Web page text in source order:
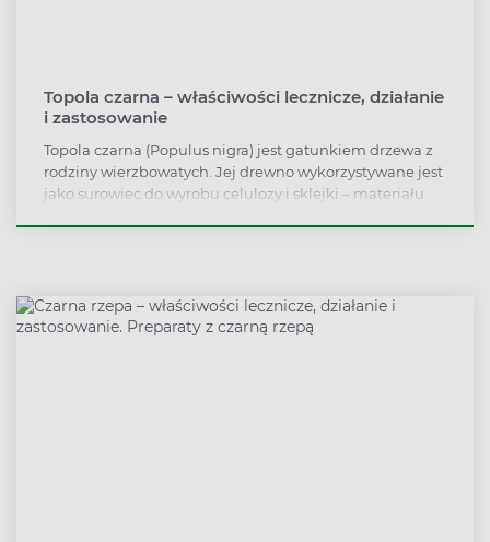
Topola czarna – właściwości lecznicze, działanie
i zastosowanie
Topola czarna (Populus nigra) jest gatunkiem drzewa z
rodziny wierzbowatych. Jej drewno wykorzystywane jest
jako surowiec do wyrobu celulozy i sklejki – materiału
wysoką zawartość salicylanów roślina wspomaga
mechanizmy odpornościowe organizmu. Populus nigra